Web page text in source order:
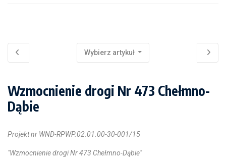
Wybierz artykuł
Wzmocnienie drogi Nr 473 Chełmno-
Dąbie
Projekt nr WND-RPWP.02.01.00-30-001/15
"Wzmocnienie drogi Nr 473 Chełmno-Dąbie"